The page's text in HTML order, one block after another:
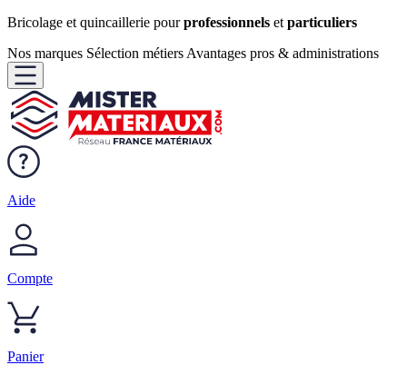
Bricolage et quincaillerie pourprofessionnels et particuliers
Nos marques Sélection métiers Avantages pros & administrations
Aide
Compte
Panier